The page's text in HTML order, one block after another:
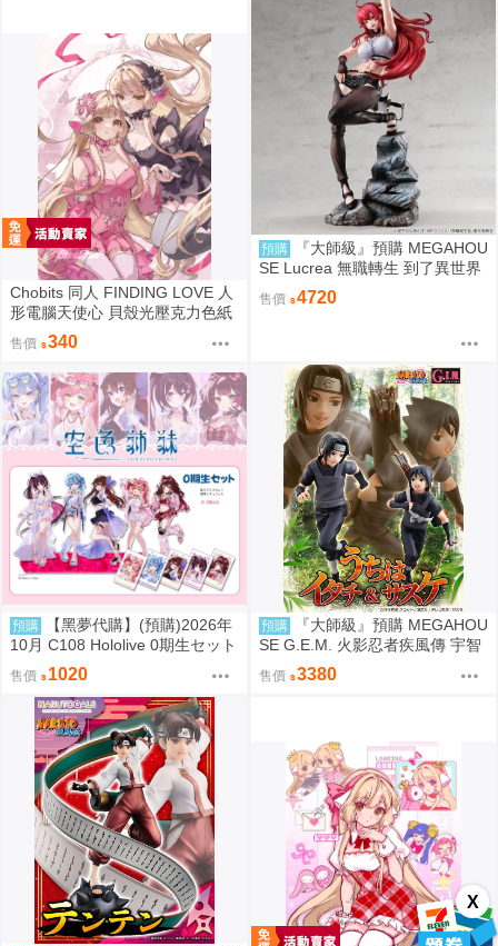
X
Chobits 同人 FINDING LOVE 人
形電腦天使心 貝殼光壓克力色紙
姊妹 繪師：Bee Bee
售價 340
預購
『大師級』預購 MEGAHOU
SE Lucrea 無職轉生 到了異世界
就拿出真本事 艾莉絲·格雷拉特
售價 4720
預購
【黑夢代購】(預購)2026年
10月 C108 Hololive 0期生セット
【非公式】套組 社團名:空色姉妹
繪師:綾香
售價 1020
預購
『大師級』預購 MEGAHOU
SE G.E.M. 火影忍者疾風傳 宇智
波鼬 & 宇智波佐助 再販
售價 3380